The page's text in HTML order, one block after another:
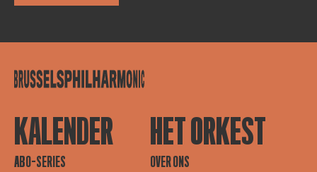
KALENDER
ABO-SERIES
HET ORKEST
OVER ONS